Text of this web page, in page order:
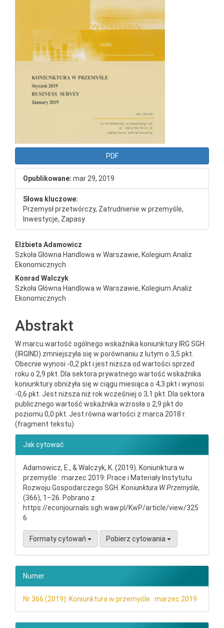
PDF
Opublikowane: mar 29, 2019
Słowa kluczowe:
Przemysł przetwórczy, Zatrudnienie w przemyśle,
Inwestycje, Zapasy
Elżbieta Adamowicz
Szkoła Główna Handlowa w Warszawie, Kolegium Analiz
Ekonomicznych
Konrad Walczyk
Szkoła Główna Handlowa w Warszawie, Kolegium Analiz
Ekonomicznych
Abstrakt
W marcu wartość ogólnego wskaźnika koniunktury IRG SGH
(IRGIND) zmniejszyła się w porównaniu z lutym o 3,5 pkt.
Obecnie wynosi -0,2 pkt i jest niższa od wartości sprzed
roku o 2,9 pkt. Dla sektora prywatnego wartość wskaźnika
koniunktury obniżyła się w ciągu miesiąca o 4,3 pkt i wynosi
-0,6 pkt. Jest niższa niż rok wcześniej o 3,1 pkt. Dla sektora
publicznego wartość wskaźnika wzrosła o 2,9 pkt do
poziomu 0,0 pkt. Jest równa wartości z marca 2018 r.
(fragment tekstu)
Jak cytować
Adamowicz, E., & Walczyk, K. (2019). Koniunktura w
przemyśle : marzec 2019: Prace i Materiały Instytutu
Rozwoju Gospodarczego SGH. Koniunktura W Przemyśle,
(366), 1–26. Pobrano z
https://econjournals.sgh.waw.pl/KwP/article/view/325
6
Formaty cytowań Pobierz cytowania
Numer
Nr 366 (2019): Koniunktura w przemyśle : marzec 2019